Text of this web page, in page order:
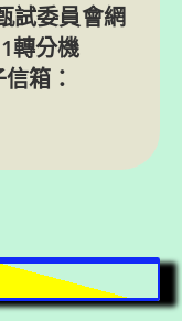
試委員會網
轉分機
箱：